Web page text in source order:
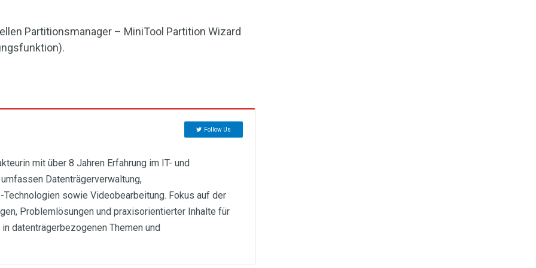
Partitionsmanager – MiniTool Partition Wizard
Follow Us
mit über 8 Jahren Erfahrung im IT- und
Datenträgerverwaltung,
sowie Videobearbeitung. Fokus auf der
Problemlösungen und praxisorientierter Inhalte für
datenträgerbezogenen Themen und